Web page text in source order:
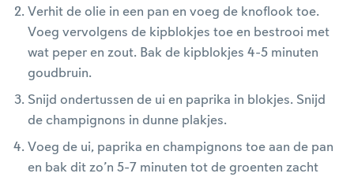
Verhit de olie in een pan en voeg de knoflook toe.
Voeg vervolgens de kipblokjes toe en bestrooi met
wat peper en zout. Bak de kipblokjes 4-5 minuten
goudbruin.
Snijd ondertussen de ui en paprika in blokjes. Snijd
de champignons in dunne plakjes.
Voeg de ui, paprika en champignons toe aan de pan
en bak dit zo’n 5-7 minuten tot de groenten zacht